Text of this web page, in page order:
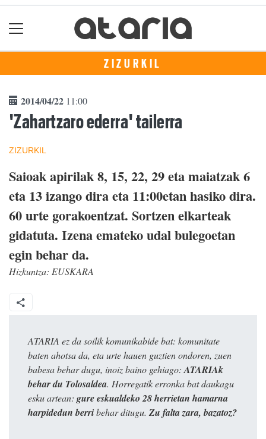
ZIZURKIL
2014/04/22 11:00
'Zahartzaro ederra' tailerra
ZIZURKIL
Saioak apirilak 8, 15, 22, 29 eta maiatzak 6
eta 13 izango dira eta 11:00etan hasiko dira.
60 urte gorakoentzat. Sortzen elkarteak
gidatuta. Izena emateko udal bulegoetan
egin behar da.
Hizkuntza: EUSKARA
ATARIA ez da soilik komunikabide bat: komunitate
baten ahotsa da, eta urte hauen guztien ondoren, zuen
babesa behar dugu, inoiz baino gehiago:ATARIAk
behar du Tolosaldea. Horregatik erronka bat daukagu
esku artean: gure eskualdeko 28 herrietan hamarna
harpidedun berribehar ditugu. Zu falta zara, bazatoz?